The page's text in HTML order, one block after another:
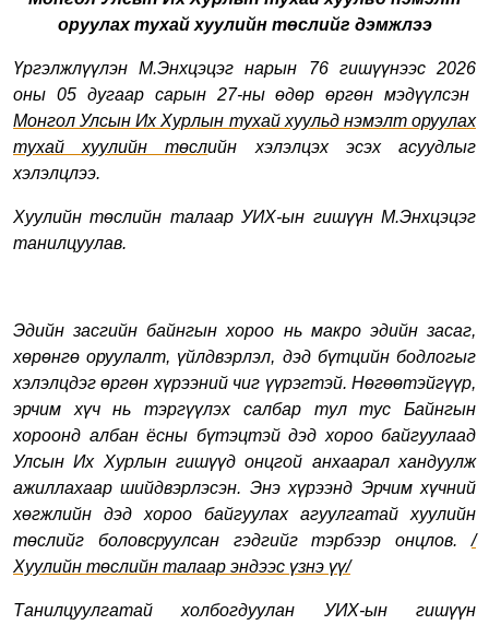
оруулах тухай хуулийн төслийг дэмжлээ
Үргэлжлүүлэн М.Энхцэцэг нарын 76 гишүүнээс 2026
оны 05дугаар сарын 27-ны өдөр өргөн мэдүүлсэн
Монгол Улсын Их Хурлын тухай хуульд нэмэлт оруулах
тухай хуулийн төслийн хэлэлцэх эсэх асуудлыг
хэлэлцлээ.
Хуулийн төслийн талаар УИХ-ын гишүүн М.Энхцэцэг
танилцуулав.
Эдийн засгийн байнгын хороо нь макро эдийн засаг,
хөрөнгө оруулалт, үйлдвэрлэл, дэд бүтцийн бодлогыг
хэлэлцдэг өргөн хүрээний чиг үүрэгтэй. Нөгөөтэйгүүр,
эрчим хүч ньтэргүүлэх салбар тул тус Байнгын
хороонд албан ёсны бүтэцтэй дэд хороо байгуулаад
Улсын Их Хурлын гишүүд онцгой анхаарал хандуулж
ажиллахаар шийдвэрлэсэн. Энэ хүрээнд Эрчим хүчний
хөгжлийн дэд хороо байгуулах агуулгатай хуулийн
төслийг боловсруулсан гэдгийг тэрбээр онцлов./
Хуулийн төслийн талаар эндээс үзнэ үү/
Танилцуулгатай холбогдуулан УИХ-ын гишүүн